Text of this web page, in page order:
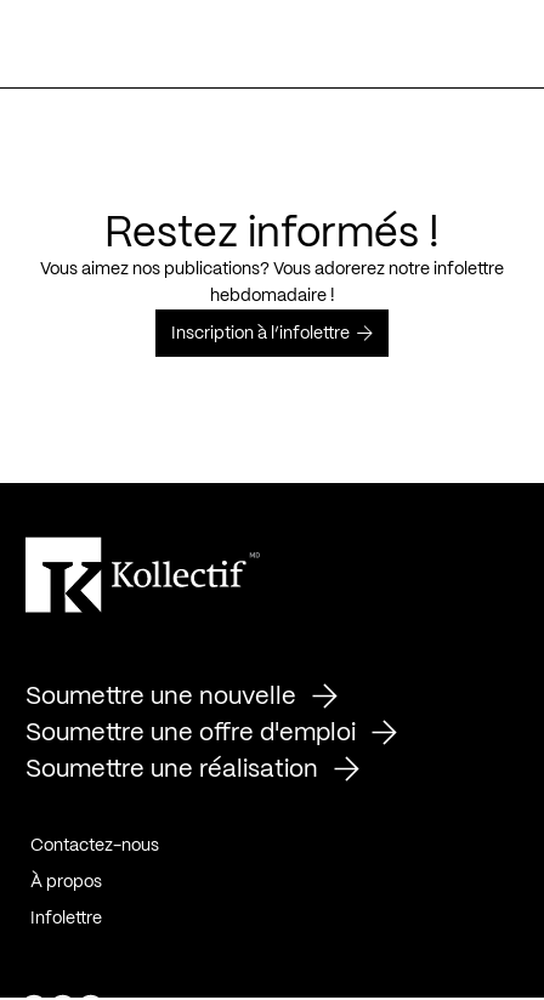
Restez informés !
Vous aimez nos publications? Vous adorerez notre infolettre
hebdomadaire !
Inscription à l’infolettre
Soumettre une nouvelle
Soumettre une offre d'emploi
Soumettre une réalisation
Contactez-nous
À propos
Infolettre